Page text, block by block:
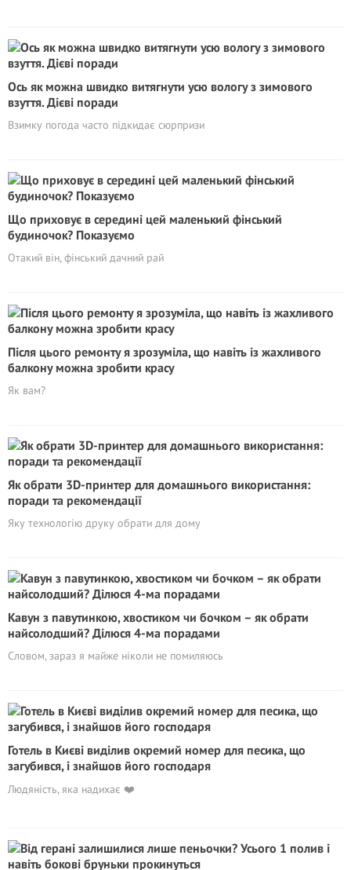
Ось як можна швидко витягнути усю вологу з зимового
взуття. Дієві поради
Взимку погода часто підкидає сюрпризи
Що приховує в середині цей маленький фінський
будиночок? Показуємо
Отакий він, фінський дачний рай
Після цього ремонту я зрозуміла, що навіть із жахливого
балкону можна зробити красу
Як вам?
Як обрати 3D-принтер для домашнього використання:
поради та рекомендації
Яку технологію друку обрати для дому
Кавун з павутинкою, хвостиком чи бочком – як обрати
найсолодший? Ділюся 4-ма порадами
Словом, зараз я майже ніколи не помиляюсь
Готель в Києві виділив окремий номер для песика, що
загубився, і знайшов його господаря
Людяність, яка надихає ❤️